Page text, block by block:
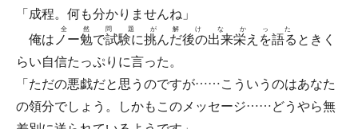
「成程。何も分かりませんね」
俺は ノー勉で試験に挑んだ後の出来栄えを語る
全然問題が解けなかった
ときく
らい自信たっぷりに言った。
「ただの悪戯だと思うのですが……こういうのはあなた
の領分でしょう。しかもこのメッセージ……どうやら無